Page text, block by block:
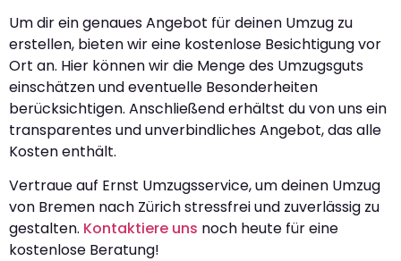
Um dir ein genaues Angebot für deinen Umzug zu
erstellen, bieten wir eine kostenlose Besichtigung vor
Ort an. Hier können wir die Menge des Umzugsguts
einschätzen und eventuelle Besonderheiten
berücksichtigen. Anschließend erhältst du von uns ein
transparentes und unverbindliches Angebot, das alle
Kosten enthält.
Vertraue auf Ernst Umzugsservice, um deinen Umzug
von Bremen nach Zürich stressfrei und zuverlässig zu
gestalten. Kontaktiere uns noch heute für eine
kostenlose Beratung!